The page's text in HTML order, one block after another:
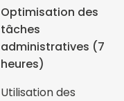
Optimisation des
tâches
administratives (7
heures)
Utilisation des